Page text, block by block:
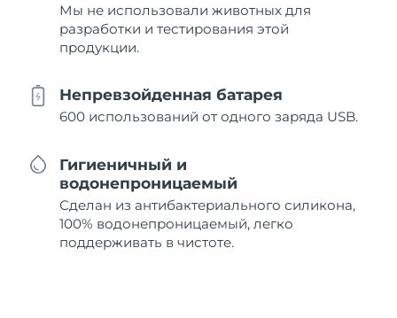
Мы не использовали животных для
разработки и тестирования этой
продукции.
Непревзойденная батарея
600 использований от одного заряда USB.
Гигиеничный и
водонепроницаемый
Сделан из антибактериального силикона,
100% водонепроницаемый, легко
поддерживать в чистоте.